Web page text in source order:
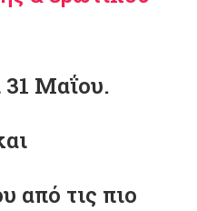
31 Μαΐου.
από τις πιο